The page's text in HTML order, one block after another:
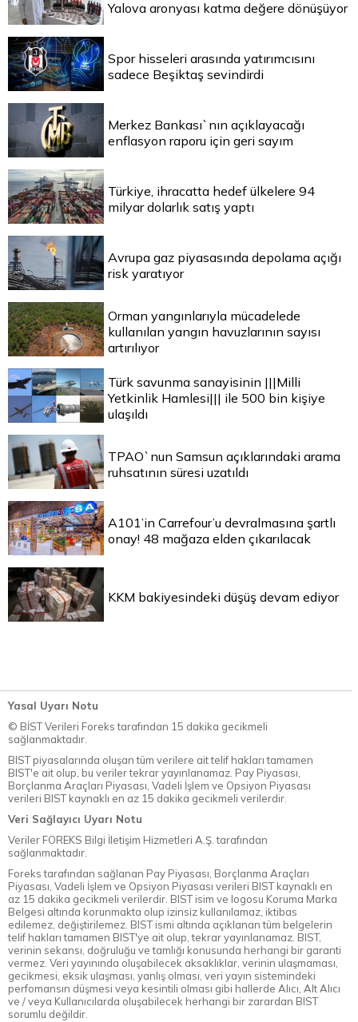
Yalova aronyası katma değere dönüşüyor
Spor hisseleri arasında yatırımcısını
sadece Beşiktaş sevindirdi
Merkez Bankası`nın açıklayacağı
enflasyon raporu için geri sayım
Türkiye, ihracatta hedef ülkelere 94
milyar dolarlık satış yaptı
Avrupa gaz piyasasında depolama açığı
risk yaratıyor
Orman yangınlarıyla mücadelede
kullanılan yangın havuzlarının sayısı
artırılıyor
Türk savunma sanayisinin |||Milli
Yetkinlik Hamlesi||| ile 500 bin kişiye
ulaşıldı
TPAO`nun Samsun açıklarındaki arama
ruhsatının süresi uzatıldı
A101’in Carrefour’u devralmasına şartlı
onay! 48 mağaza elden çıkarılacak
KKM bakiyesindeki düşüş devam ediyor
Yasal Uyarı Notu
© BİST Verileri Foreks tarafından 15 dakika gecikmeli
sağlanmaktadır.
BIST piyasalarında oluşan tüm verilere ait telif hakları tamamen
BIST'e ait olup, bu veriler tekrar yayınlanamaz. Pay Piyasası,
Borçlanma Araçları Piyasası, Vadeli İşlem ve Opsiyon Piyasası
verileri BIST kaynaklı en az 15 dakika gecikmeli verilerdir.
Veri Sağlayıcı Uyarı Notu
Veriler FOREKS Bilgi İletişim Hizmetleri A.Ş. tarafından
sağlanmaktadır.
Foreks tarafından sağlanan Pay Piyasası, Borçlanma Araçları
Piyasası, Vadeli İşlem ve Opsiyon Piyasası verileri BIST kaynaklı en
az 15 dakika gecikmeli verilerdir. BIST isim ve logosu Koruma Marka
Belgesi altında korunmakta olup izinsiz kullanılamaz, iktibas
edilemez, değiştirilemez. BIST ismi altında açıklanan tüm belgelerin
telif hakları tamamen BIST'ye ait olup, tekrar yayınlanamaz. BIST,
verinin sekansı, doğruluğu ve tamlığı konusunda herhangi bir garanti
vermez. Veri yayınında oluşabilecek aksaklıklar, verinin ulaşmaması,
gecikmesi, eksik ulaşması, yanlış olması, veri yayın sistemindeki
perfomansın düşmesi veya kesintili olması gibi hallerde Alıcı, Alt Alıcı
ve / veya Kullanıcılarda oluşabilecek herhangi bir zarardan BIST
sorumlu değildir.